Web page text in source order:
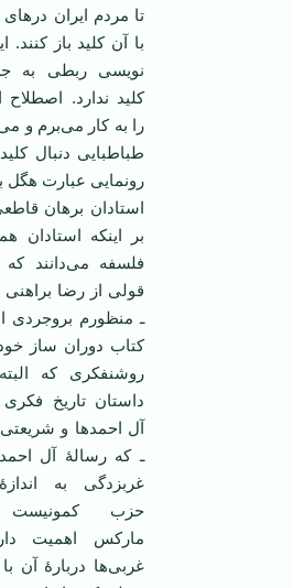
تا مردم ایران درهای
با آن کلید باز کنند.
نویسی ربطی به
کلید ندارد. اصطلاح
را به کار می‌برم و
طباطبایی دنبال
رونمایی عبارت هگل
استادان برهان
بر اینکه استادان
فلسفه می‌دانند که
قولی از رضا براهنی
ـ منظورم بروجردی
کتاب دوران ساز خود
روشنفکری که
داستان تاریخ فکری
آل احمد‌ها و
ـ که رسالۀ آل احمد
غربزدگی به اندازۀ
حزب کمونیست
مارکس اهمیت
غربی‌ها دربارۀ آن